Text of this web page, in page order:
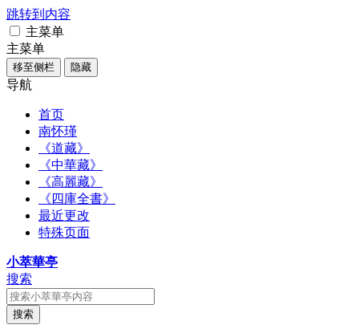
跳转到内容
主菜单
主菜单
移至侧栏 隐藏
导航
首页
南怀瑾
《道藏》
《中華藏》
《高麗藏》
《四庫全書》
最近更改
特殊页面
小萃華亭
搜索
搜索